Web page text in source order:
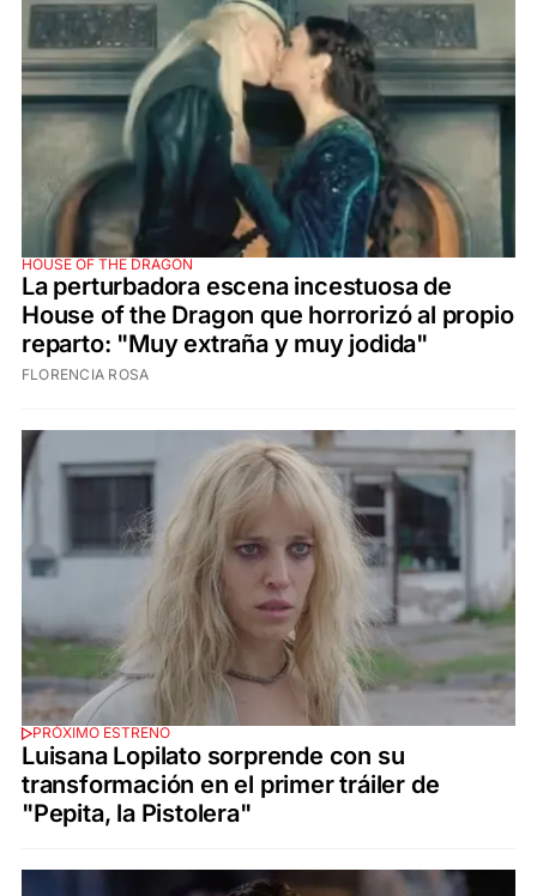
HOUSE OF THE DRAGON
La perturbadora escena incestuosa de
House of the Dragon que horrorizó al propio
reparto: "Muy extraña y muy jodida"
FLORENCIA ROSA
PRÓXIMO ESTRENO
Luisana Lopilato sorprende con su
transformación en el primer tráiler de
"Pepita, la Pistolera"